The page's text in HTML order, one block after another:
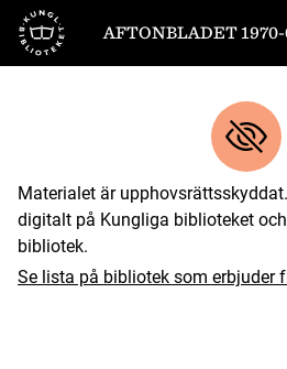
Till startsidan
AFTONBLADET
Materialet är
digitalt på Kungliga biblioteket
bibliotek.
Se lista på bibliotek som erbjuder